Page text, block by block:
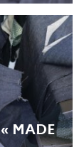
MADE